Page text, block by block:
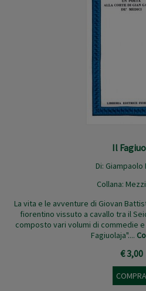
Il
Di: Giampaolo
Collana:
La vita e le avventure di Giovan
fiorentino vissuto a cavallo tra il
composto vari volumi di commedie
Fagiuolaja"....
€ 3,00
COMPRA